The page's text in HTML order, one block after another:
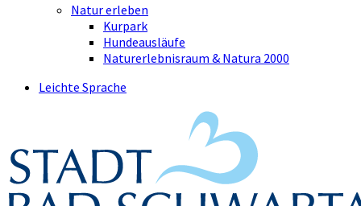
Natur erleben
Kurpark
Hundeausläufe
Naturerlebnisraum & Natura 2000
Leichte Sprache